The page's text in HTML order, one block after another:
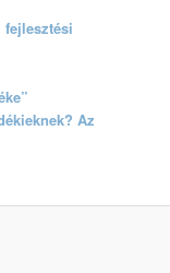
fejlesztési
Az